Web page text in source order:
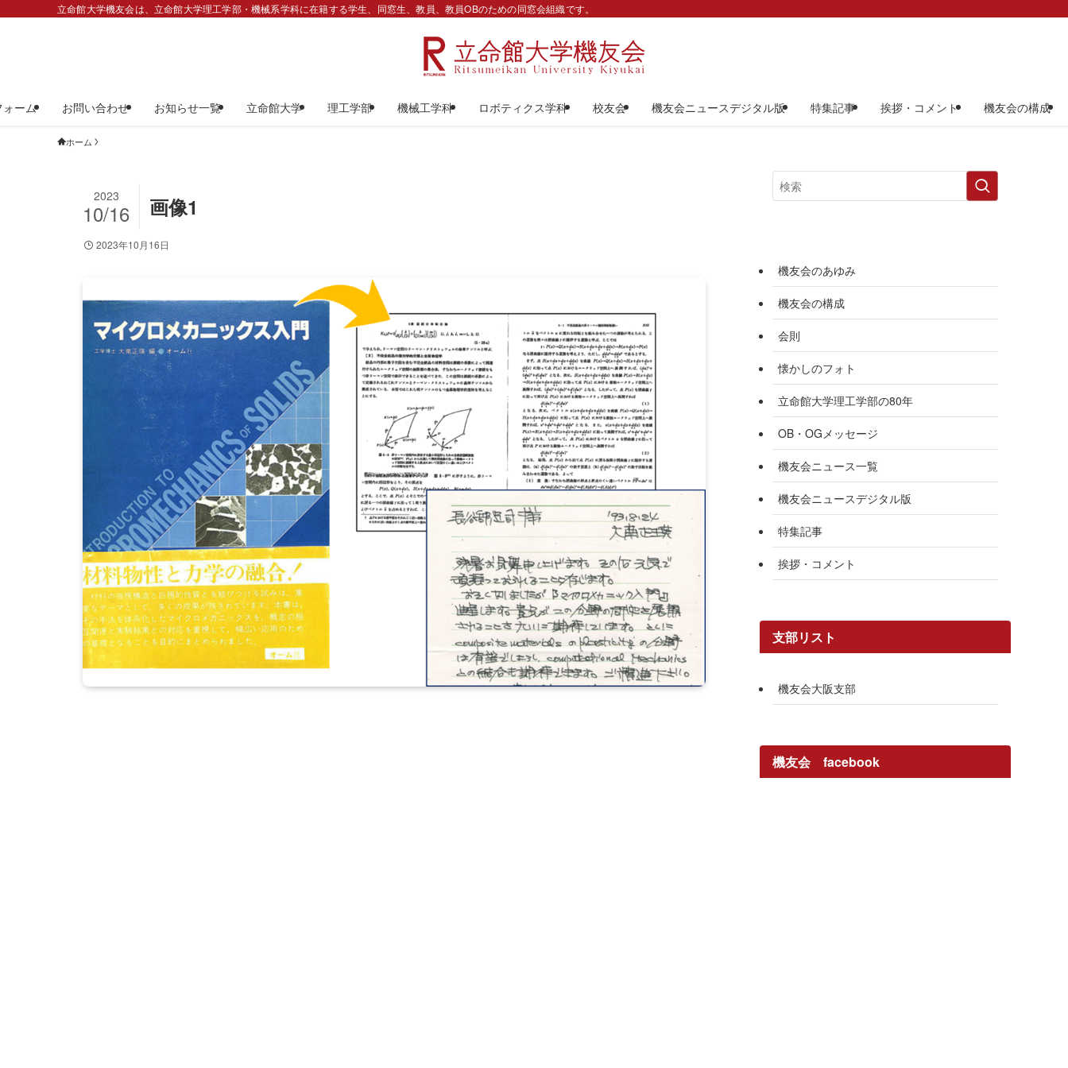
立命館大学機友会は、立命館大学理工学部・機械系学科に在籍する学生、同窓生、教員、教員OBのための同窓会組織です。
ーム お問い合わせ お知らせ一覧 立命館大学 理工学部 機械工学科 ロボティクス学科 校友会 機友会ニュースデジタル版 特集記事 挨拶・コメント 機友会の構成
ホーム
画像1
2023
10/16
2023年10月16日
機友会のあゆみ
機友会の構成
会則
懐かしのフォト
立命館大学理工学部の80年
OB・OGメッセージ
機友会ニュース一覧
機友会ニュースデジタル版
特集記事
挨拶・コメント
支部リスト
機友会大阪支部
機友会 facebook